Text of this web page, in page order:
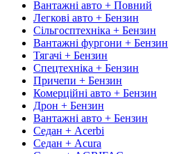
Вантажні авто + Повний
Легкові авто + Бензин
Сільгосптехніка + Бензин
Вантажні фургони + Бензин
Тягачі + Бензин
Спецтехніка + Бензин
Причепи + Бензин
Комерційні авто + Бензин
Дрон + Бензин
Вантажні авто + Бензин
Седан + Acerbi
Седан + Acura